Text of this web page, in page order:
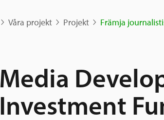
Karta
Våra projekt Projekt Främja
Media
Investment